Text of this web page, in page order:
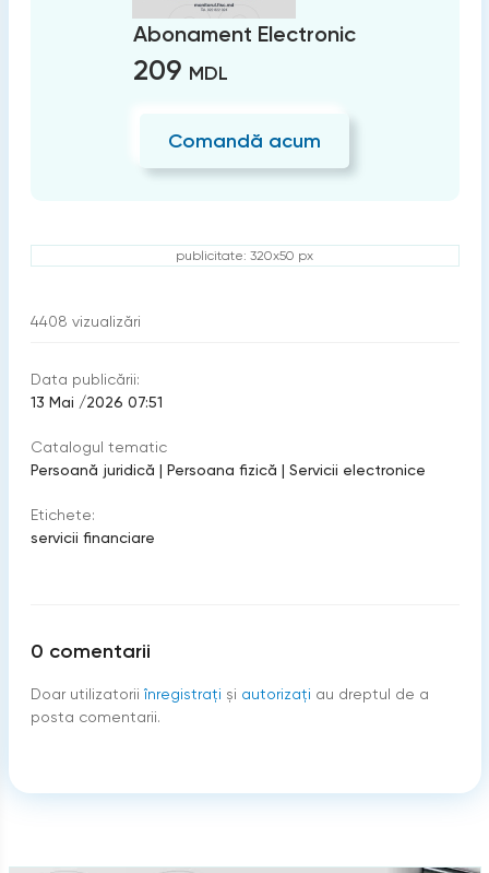
Abonament Electronic
209 MDL
Comandă acum
publicitate: 320x50 px
4408 vizualizări
Data publicării:
13 Mai /2026 07:51
Catalogul tematic
Persoană juridică | Persoana fizică | Servicii electronice
Etichete:
servicii financiare
0 comentarii
Doar utilizatorii înregistraţi şi autorizați au dreptul de a
posta comentarii.